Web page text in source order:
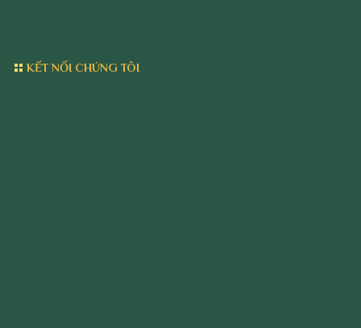
KẾT NỐI CHÚNG TÔI